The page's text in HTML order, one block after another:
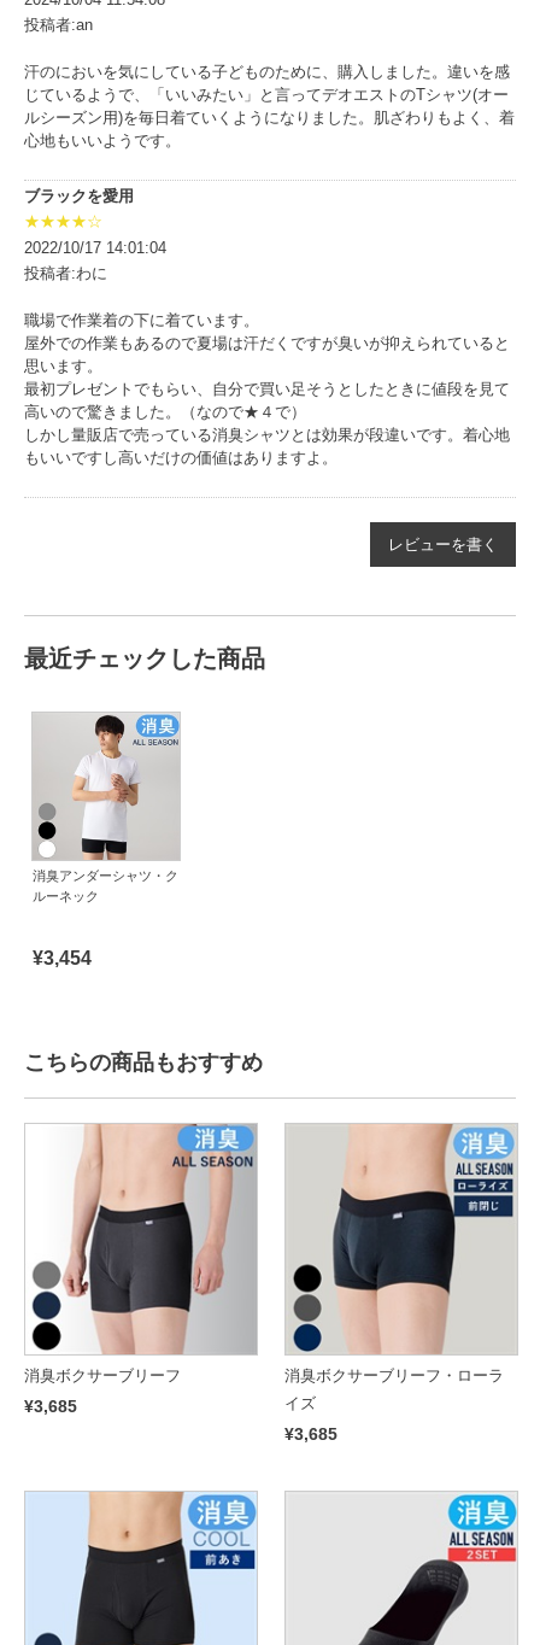
投稿者:an
汗のにおいを気にしている子どものために、購入しました。違いを感
じているようで、「いいみたい」と言ってデオエストのTシャツ(オー
ルシーズン用)を毎日着ていくようになりました。肌ざわりもよく、着
心地もいいようです。
ブラックを愛用
★★★★☆
2022/10/17 14:01:04
投稿者:わに
職場で作業着の下に着ています。
屋外での作業もあるので夏場は汗だくですが臭いが抑えられていると
思います。
最初プレゼントでもらい、自分で買い足そうとしたときに値段を見て
高いので驚きました。（なので★４で）
しかし量販店で売っている消臭シャツとは効果が段違いです。着心地
もいいですし高いだけの価値はありますよ。
レビューを書く
最近チェックした商品
消臭アンダーシャツ・ク
ルーネック
¥3,454
こちらの商品もおすすめ
消臭ボクサーブリーフ
¥3,685
消臭ボクサーブリーフ・ローラ
イズ
¥3,685